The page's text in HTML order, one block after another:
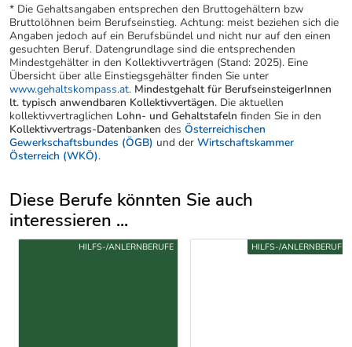
* Die Gehaltsangaben entsprechen den Bruttogehältern bzw
Bruttolöhnen beim Berufseinstieg. Achtung: meist beziehen sich die
Angaben jedoch auf ein Berufsbündel und nicht nur auf den einen
gesuchten Beruf. Datengrundlage sind die entsprechenden
Mindestgehälter in den Kollektivverträgen (Stand: 2025). Eine
Übersicht über alle Einstiegsgehälter finden Sie unter
www.gehaltskompass.at. Mindestgehalt für BerufseinsteigerInnen
lt. typisch anwendbaren Kollektivvertägen. Die aktuellen
kollektivvertraglichen Lohn- und Gehaltstafeln finden Sie in den
Kollektivvertrags-Datenbanken des Österreichischen
Gewerkschaftsbundes (ÖGB) und der Wirtschaftskammer
Österreich (WKÖ).
Diese Berufe könnten Sie auch
interessieren ...
Uber weitere Berufsvorschläge
HILFS-/ANLERNBERUFE HILFS-/ANLERNBERUFE